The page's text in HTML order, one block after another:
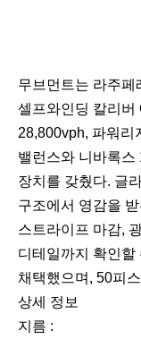
무브먼트는 라주페
셀프와인딩 칼리버
28,800vph, 파워리
밸런스와 니바록스
장치를 갖췄다. 글
구조에서 영감을
스트라이프 마감,
디테일까지 확인할
채택했으며, 50피
상세 정보
지름 :